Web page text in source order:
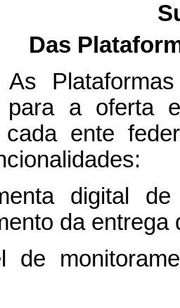
Das
Plataformas
para a oferta
ente
digital
da
de